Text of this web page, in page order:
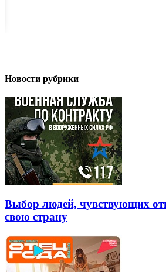
Новости рубрики
Выбор людей, чувствующих
свою страну